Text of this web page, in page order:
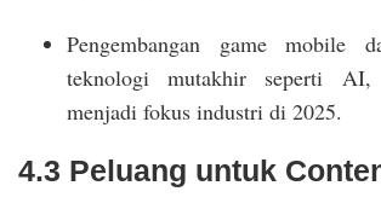
Pengembangan game mobile
teknologi mutakhir seperti
menjadi fokus industri di 2025.
4.3 Peluang untuk